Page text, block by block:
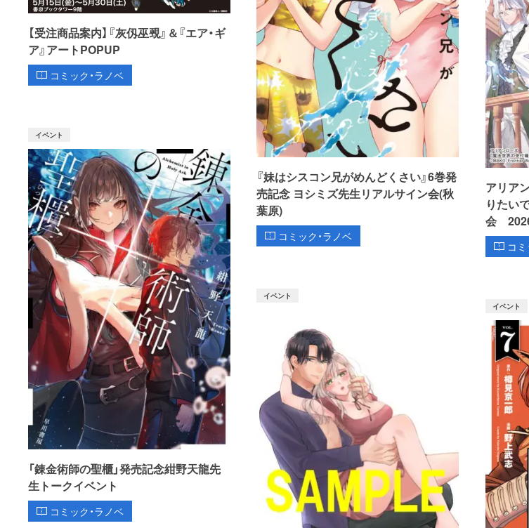
【受注商品案内】『灰仭巫覡』＆『エア・ギ
ア』アートPOPUP
コミック・ラノベ
『妹はシスコン兄がめんどくさい』6巻発
売記念 ヨシミズ先生リアルサイン会(秋
葉原)
コミック・ラノベ
アリア
りたい
会
コ
イベント
「錬金術師の聖櫃」発売記念紺野天龍先
生トークイベント
コミック・ラノベ
イベント
イベント